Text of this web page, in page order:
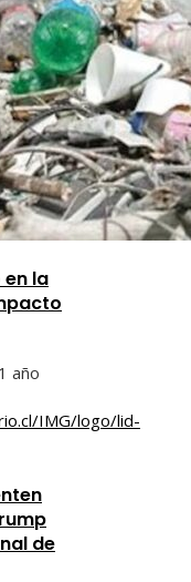
la
año
de